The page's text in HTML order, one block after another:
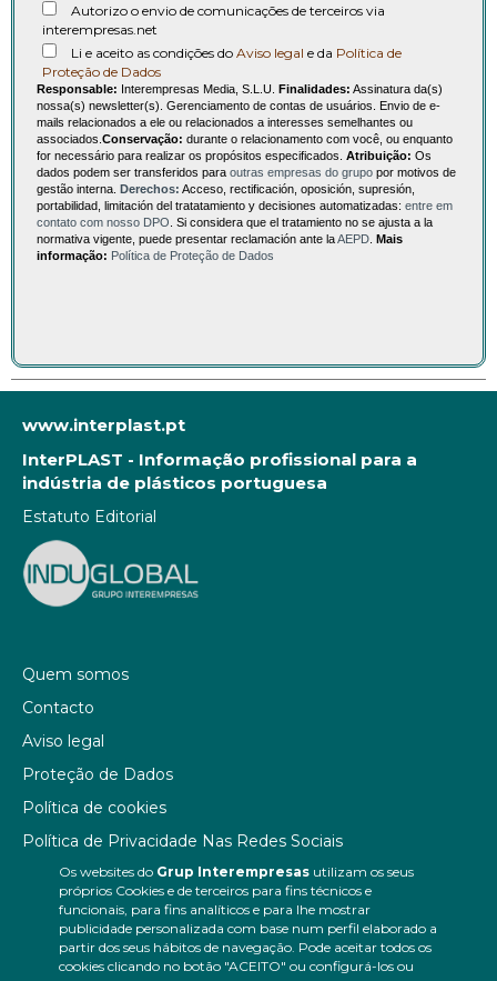
Os websites do Grup Interempresasutilizam os seus
próprios Cookies e de terceiros para fins técnicos e
funcionais, para fins analíticos e para lhe mostrar
publicidade personalizada com base num perfil elaborado a
partir dos seus hábitos de navegação. Pode aceitar todos os
cookies clicando no botão "ACEITO" ou configurá-los ou
Autorizo o envio de comunicações de terceiros via
interempresas.net
Li e aceito as condições do Aviso legal e da Política de
Proteção de Dados
Responsable: Interempresas Media, S.L.U. Finalidades: Assinatura da(s)
nossa(s) newsletter(s). Gerenciamento de contas de usuários. Envio de e-
mails relacionados a ele ou relacionados a interesses semelhantes ou
associados. Conservação: durante o relacionamento com você, ou enquanto
for necessário para realizar os propósitos especificados. Atribuição: Os
dados podem ser transferidos para outras empresas do grupo por motivos de
gestão interna. Derechos: Acceso, rectificación, oposición, supresión,
portabilidad, limitación del tratatamiento y decisiones automatizadas: entre em
contato com nosso DPO . Si considera que el tratamiento no se ajusta a la
normativa vigente, puede presentar reclamación ante laAEPD Mais
informação: Política de Proteção de Dados
www.interplast.pt
InterPLAST - Informação profissional para a
indústria de plásticos portuguesa
Estatuto Editorial
Quem somos
Contacto
Aviso legal
Proteção de Dados
Política de cookies
Política de Privacidade Nas Redes Sociais
Canal de denúncias
Colaborações editoriais